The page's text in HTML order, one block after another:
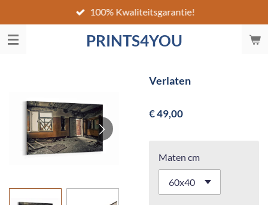
direct
naar
PRINTS4YOU
100% Kwaliteitsgarantie!
Verlaten
€ 49,00
Maten cm